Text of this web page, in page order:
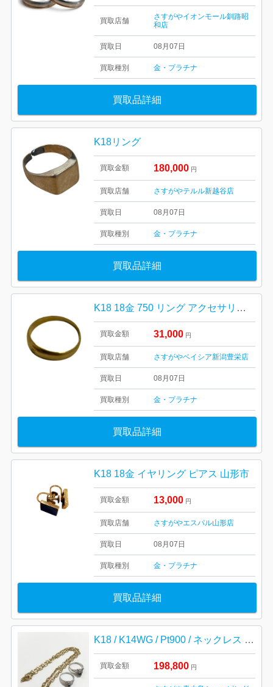
買取店舗
さすがやイオンモール釧路昭
和店
買取日 08月07日
買取種別 金・プラチナ
買取品詳細
K18リング
買取金額 180,000 円
買取店舗 さすがやテルル新越谷店
買取日 08月07日
買取種別 金・プラチナ
買取品詳細
K18 18金 750 リング アクセサリー 貴金属
買取金額 31,000 円
買取店舗 さすがやベイシア新潟豊栄店
買取日 08月07日
買取種別 金・プラチナ
買取品詳細
K18 18金 イヤリング ピアス 山形市
買取金額 13,000 円
買取店舗 さすがやエスパル山形店
買取日 08月07日
買取種別 金・プラチナ
買取品詳細
K18 / K14WG / Pt900 / ネックレス リング
買取金額 198,800 円